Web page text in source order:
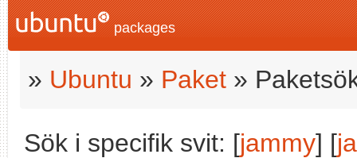
packages
» Ubuntu » Paket »
Sök i specifik svit: [jammy] [